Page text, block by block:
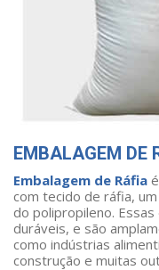
EMBALAGEM DE
Embalagem de Ráfia
com tecido de ráfia,
do polipropileno.
duráveis, e são
como indústrias
construção e muitas